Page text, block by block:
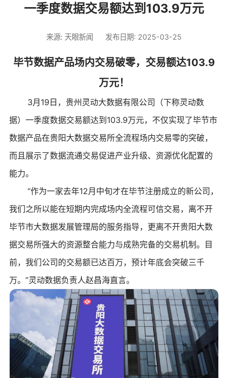
一季度数据交易额达到103.9万元
来源: 天眼新闻 发布日期: 2025-03-25
毕节数据产品场内交易破零，交易额达103.9
万元！
3月19日，贵州灵动大数据有限公司（下称灵动数
据）一季度数据交易额达到103.9万元，不仅实现了毕节市
数据产品在贵阳大数据交易所全流程场内交易零的突破，
而且展示了数据流通交易促进产业升级、资源优化配置的
能力。
“作为一家去年12月中旬才在毕节注册成立的新公司，
我们之所以能在短期内完成场内全流程可信交易，离不开
毕节市大数据发展管理局的服务指导，更离不开贵阳大数
据交易所强大的资源整合能力与成熟完备的交易机制。目
前，我们公司的交易额已达百万，预计年底会突破三千
万。”灵动数据负责人赵昌海直言。